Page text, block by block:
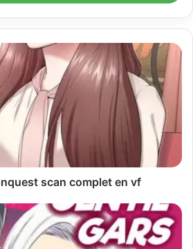
scan complet en vf